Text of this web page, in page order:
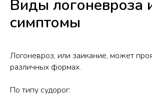
Виды логоневроза
симптомы
Логоневроз, или заикание, может
различных формах.
По типу судорог: